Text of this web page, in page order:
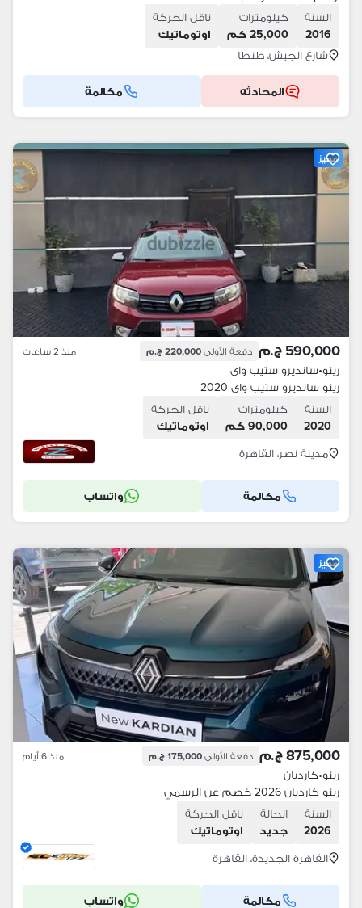
السنة
2016
كيلومترات
25,000 كم
ناقل الحركة
اوتوماتيك
شارع الجيش، طنطا
المحادثه مكالمة
مميز
590,000 ج.م دفعة الأولى 220,000 ج.م منذ 2 ساعات
رينو•سانديرو ستيب واى
رينو سانديرو ستيب واى 2020
السنة
2020
كيلومترات
90,000 كم
ناقل الحركة
اوتوماتيك
مدينة نصر، القاهرة
مكالمة واتساب
مميز
875,000 ج.م دفعة الأولى 175,000 ج.م منذ 6 أيام
رينو•كارديان
رينو كارديان 2026 خصم عن الرسمي
السنة
2026
الحالة
جديد
ناقل الحركة
اوتوماتيك
القاهرة الجديدة، القاهرة
مكالمة واتساب